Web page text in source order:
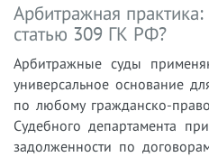
Арбитражная
статью 309 ГК РФ?
Арбитражные суды
универсальное основание
по любому гражданско-
Судебного департамента
задолженности по